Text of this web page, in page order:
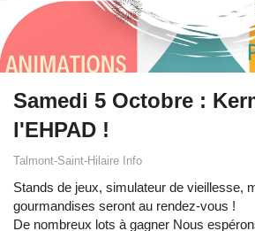
Samedi 5 Octobre :
l'EHPAD !
Talmont-Saint-Hilaire Info
Stands de jeux, simulateur de vieillesse,
gourmandises seront au rendez-vous !
De nombreux lots à gagner Nous